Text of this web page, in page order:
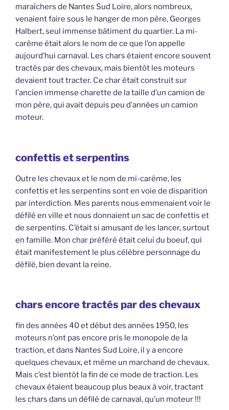
maraîchers de Nantes Sud Loire, alors nombreux,
venaient faire sous le hanger de mon père, Georges
Halbert, seul immense bâtiment du quartier. La mi-
carême était alors le nom de ce que l’on appelle
aujourd’hui carnaval. Les chars étaient encore souvent
tractés par des chevaux, mais bientôt les moteurs
devaient tout tracter. Ce char était construit sur
l’ancien immense charette de la taille d’un camion de
mon père, qui avait depuis peu d’années un camion
moteur.
confettis et serpentins
Outre les chevaux et le nom de mi-carême, les
confettis et les serpentins sont en voie de disparition
par interdiction. Mes parents nous emmenaient voir le
défilé en ville et nous donnaient un sac de confettis et
de serpentins. C’était si amusant de les lancer, surtout
en famille. Mon char préféré était celui du boeuf, qui
était manifestement le plus célèbre personnage du
défilé, bien devant la reine.
chars encore tractés par des chevaux
fin des années 40 et début des années 1950, les
moteurs n’ont pas encore pris le monopole de la
traction, et dans Nantes Sud Loire, il y a encore
quelques chevaux, et même un marchand de chevaux.
Mais c’est bientôt la fin de ce mode de traction. Les
chevaux étaient beaucoup plus beaux à voir, tractant
les chars dans un défilé de carnaval, qu’un moteur !!!